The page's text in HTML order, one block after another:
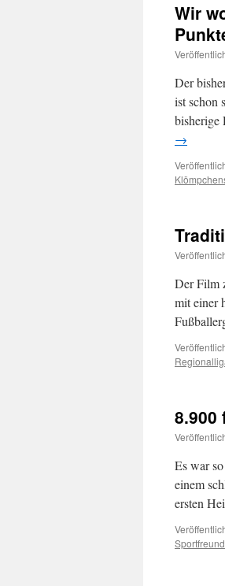
Wir
Der
ist schon
bisherige
→
Der Film
mit einer
8.900
Es war
einem
ersten